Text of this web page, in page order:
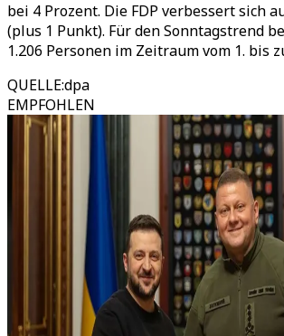
bei 4 Prozent. Die FDP verbessert sich
(plus 1 Punkt). Für den Sonntagstrend
1.206 Personen im Zeitraum vom 1. bis
QUELLE:dpa
EMPFOHLEN